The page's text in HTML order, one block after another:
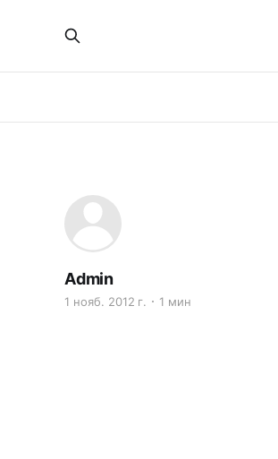
Admin
1 нояб. 2012 г. 1 мин